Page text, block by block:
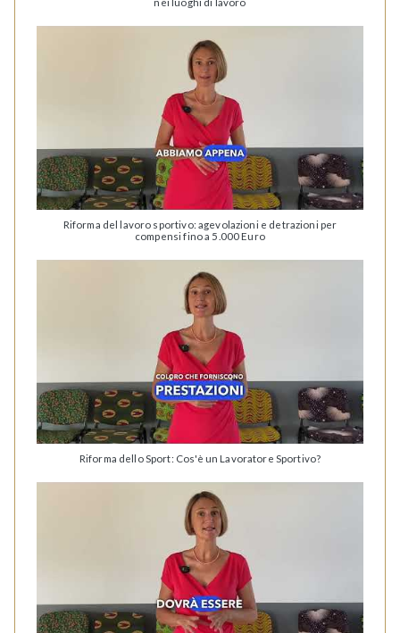
Riforma del lavoro sportivo: agevolazioni e detrazioni per
compensi fino a 5.000 Euro
Riforma dello Sport: Cos'è un Lavoratore Sportivo?